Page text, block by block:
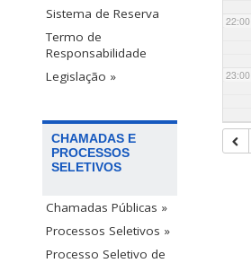
Sistema de Reserva
Termo de
Responsabilidade
Legislação »
CHAMADAS E
PROCESSOS
SELETIVOS
Chamadas Públicas »
Processos Seletivos »
Processo Seletivo de
22:00
23:00